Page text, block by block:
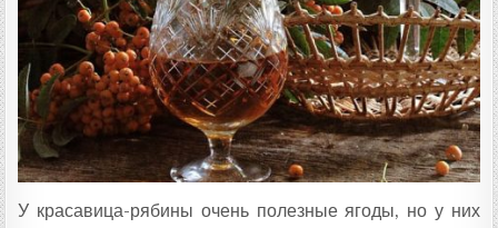
У красавица-рябины очень полезные ягоды, но у них